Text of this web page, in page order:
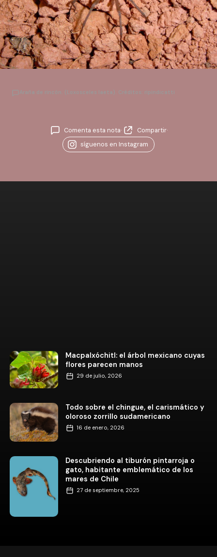
Comenta esta nota· Compartir·
síguenos en Instagram
Macpalxóchitl: el árbol mexicano cuyas
flores parecen manos
29 de julio, 2026
Todo sobre el chingue, el carismático y
oloroso zorrillo sudamericano
16 de enero, 2026
Descubriendo al tiburón pintarroja o
gato, habitante emblemático de los
mares de Chile
27 de septiembre, 2025